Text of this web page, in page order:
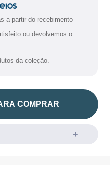
a partir do recebimento
ou devolvemos o
da coleção.
COMPRAR